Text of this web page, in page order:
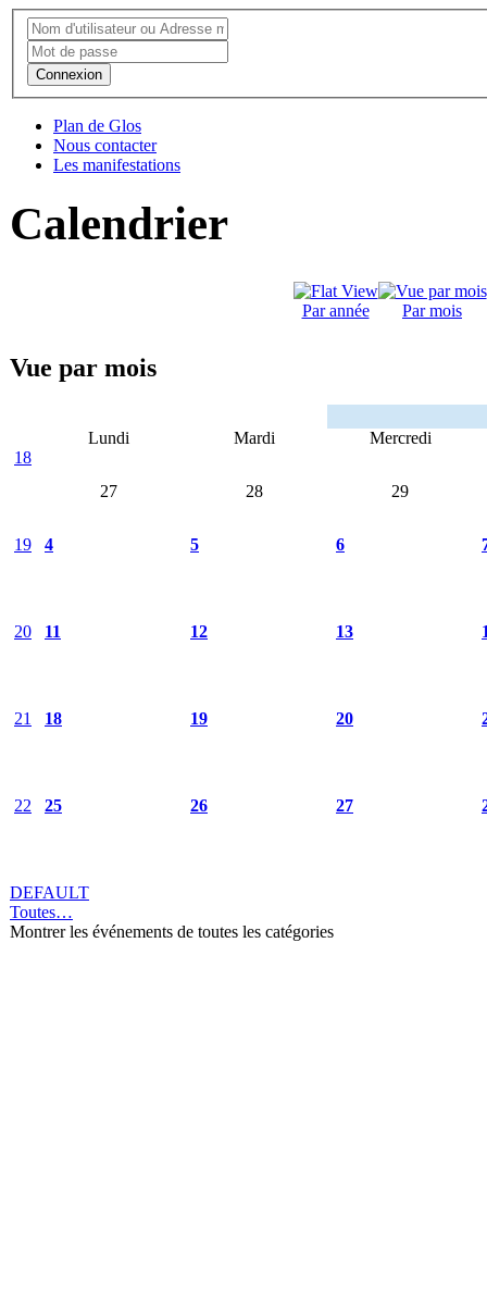
Connexion
Plan de Glos
Nous contacter
Les manifestations
Calendrier
Par année Par mois
Vue par mois
Lundi Mardi
Mercredi
18
27
28 29
19 4 5 6
20 11 12 13
21 18 19 20
22 25 26 27
DEFAULT
Toutes…
Montrer les événements de toutes les catégories